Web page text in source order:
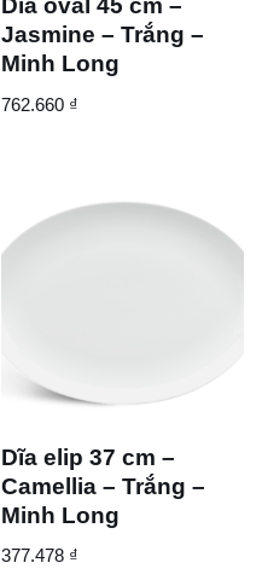
Dĩa oval 45 cm –
Jasmine – Trắng –
Minh Long
762.660 ₫
Dĩa elip 37 cm –
Camellia – Trắng –
Minh Long
377.478 ₫